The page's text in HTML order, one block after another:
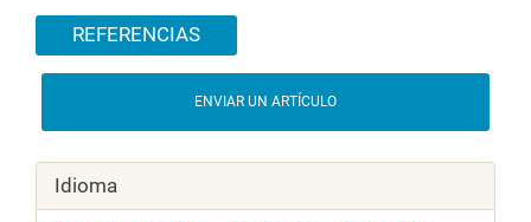
REFERENCIAS
ENVIAR UN ARTÍCULO
Idioma